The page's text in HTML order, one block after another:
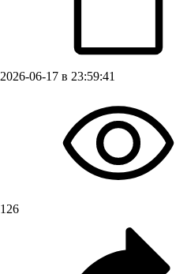
2026-06-17 в 23:59:41
126